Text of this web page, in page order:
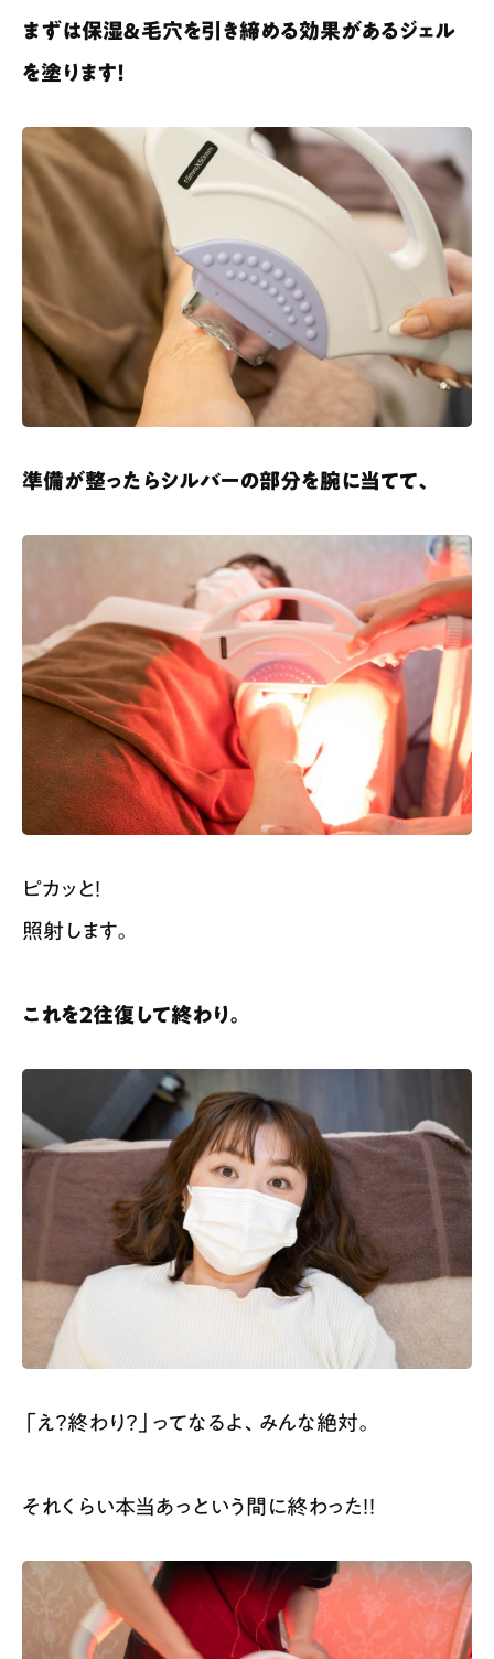
まずは保湿＆毛穴を引き締める効果があるジェル
を塗ります！
準備が整ったらシルバーの部分を腕に当てて、
ピカッと！
照射します。
これを2往復して終わり。
「え？終わり？」ってなるよ、みんな絶対。
それくらい本当あっという間に終わった！！